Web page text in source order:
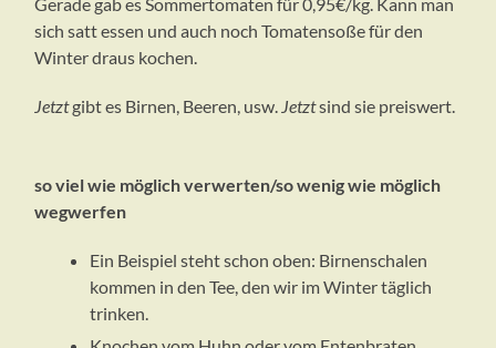
Gerade gab es Sommertomaten für 0,95€/kg. Kann man
sich satt essen und auch noch Tomatensoße für den
Winter draus kochen.
Jetztgibt es Birnen, Beeren, usw. Jetztsind sie preiswert.
so viel wie möglich verwerten/so wenig wie möglich
wegwerfen
Ein Beispiel steht schon oben: Birnenschalen
kommen in den Tee, den wir im Winter täglich
trinken.